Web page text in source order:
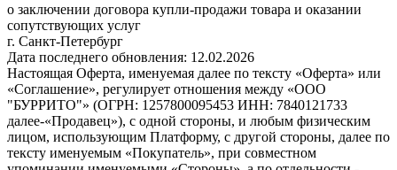
о заключении договора купли-продажи товара и оказании
сопутствующих услуг
г. Санкт-Петербург
Дата последнего обновления: 12.02.2026
Настоящая Оферта, именуемая далее по тексту «Оферта» или
«Соглашение», регулирует отношения между «ООО
"БУРРИТО"» (ОГРН: 1257800095453 ИНН: 7840121733
далее-«Продавец»), с одной стороны, и любым физическим
лицом, использующим Платформу, с другой стороны, далее по
тексту именуемым «Покупатель», при совместном